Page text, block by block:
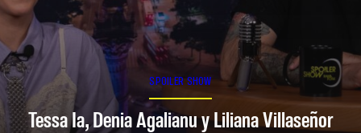
SPOILER SHOW
Tessa Ia, Denia Agalianu y Liliana Villaseñor